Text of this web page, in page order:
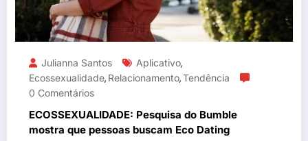
Julianna Santos Aplicativo,
Ecossexualidade, Relacionamento,Tendência
0 Comentários
ECOSSEXUALIDADE: Pesquisa do Bumble
mostra que pessoas buscam Eco Dating